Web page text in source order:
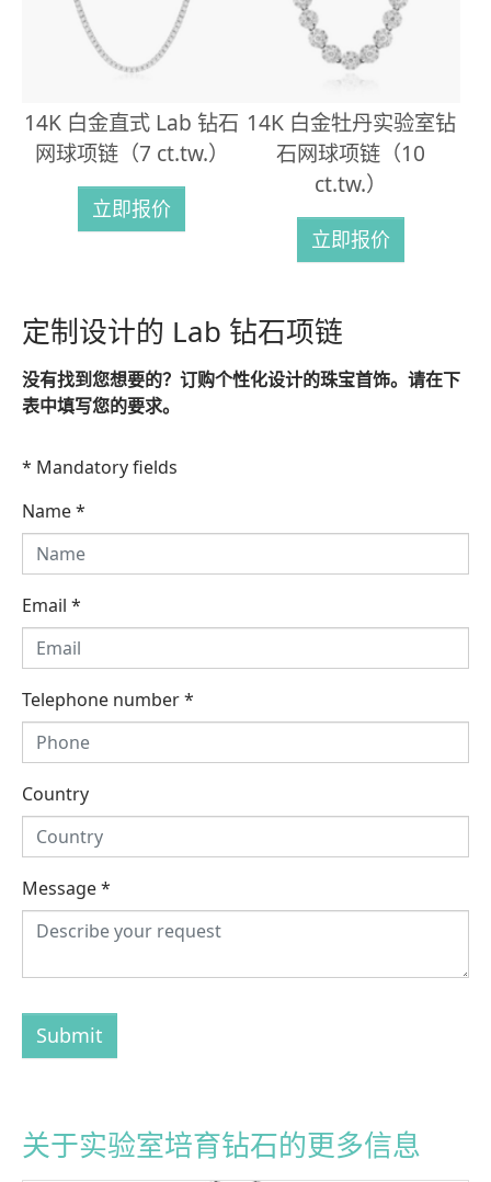
14K 白金直式 Lab 钻石
网球项链（7 ct.tw.）
立即报价
14K 白金牡丹实验室钻
石网球项链（10
ct.tw.）
立即报价
定制设计的 Lab 钻石项链
没有找到您想要的？订购个性化设计的珠宝首饰。请在下
表中填写您的要求。
* Mandatory fields
Name*
Email *
Telephone number*
Country
Message*
Submit
关于实验室培育钻石的更多信息